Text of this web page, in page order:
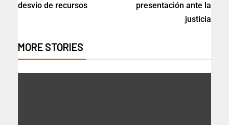
desvío de recursos
presentación ante la
justicia
MORE STORIES